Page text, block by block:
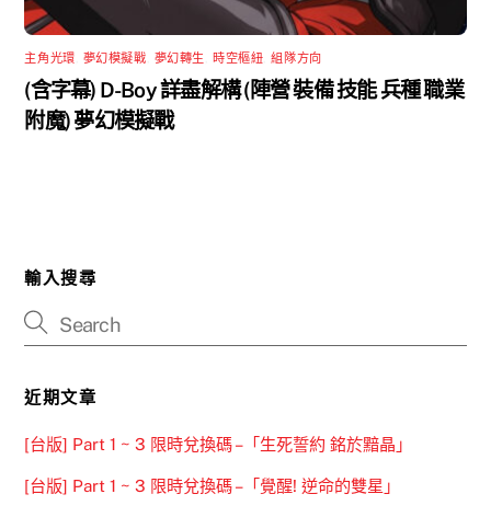
主角光環 夢幻模擬戰 夢幻轉生 ,時空樞紐 ,組隊方向
(含字幕) D-Boy 詳盡解構 (陣營 裝備 技能 兵種 職業
附魔) 夢幻模擬戰
輸入搜尋
近期文章
[台版] Part 1 ~ 3 限時兌換碼 –「生死誓約 銘於黯晶」
[台版] Part 1 ~ 3 限時兌換碼 –「覺醒! 逆命的雙星」